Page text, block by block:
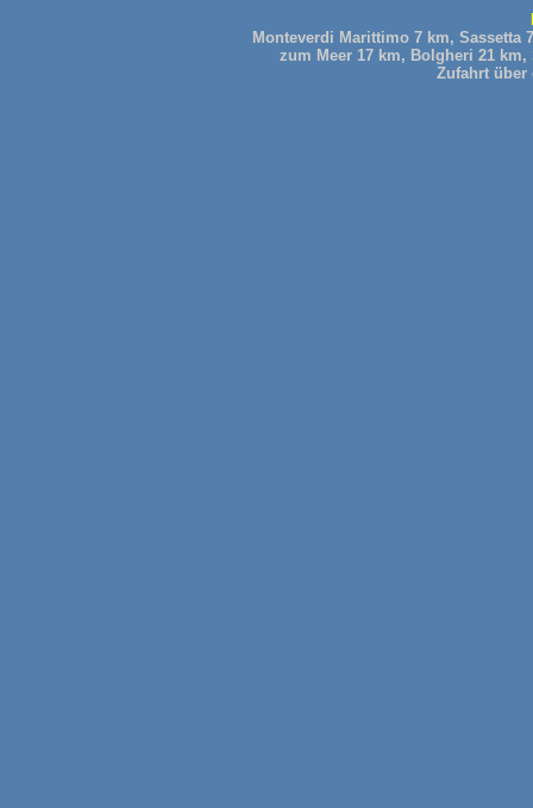
Monteverdi Marittimo 7 km, Sassetta
zum Meer 17 km, Bolgheri 21
Zufahrt über